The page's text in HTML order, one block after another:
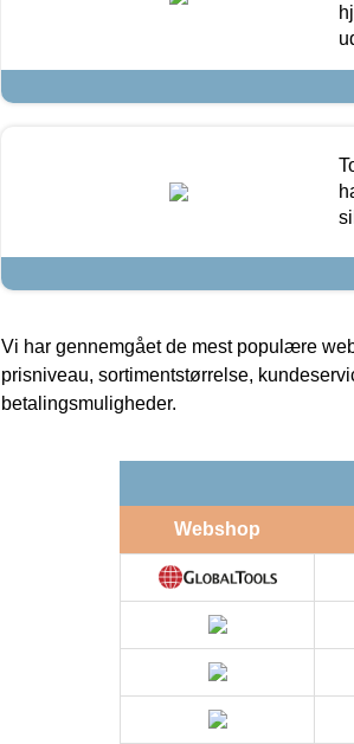
Vi har gennemgået de mest populære
prisniveau, sortimentstørrelse,
betalingsmuligheder.
Webshop